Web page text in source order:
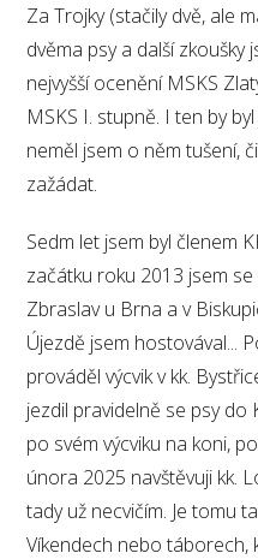
Za Trojky (stačily dvě, ale
dvěma psy a další
nejvyšší ocenění MSKS
MSKS I. stupně. I ten by
neměl jsem o něm tušení,
zažádat.
Sedm let jsem byl členem
začátku roku 2013 jsem se
Zbraslav u Brna a v
Újezdě jsem hostovával...
prováděl výcvik v kk.
jezdil pravidelně se psy do
po svém výcviku na koni,
února 2025 navštěvuji kk.
tady už necvičím. Je tomu
Víkendech nebo táborech,